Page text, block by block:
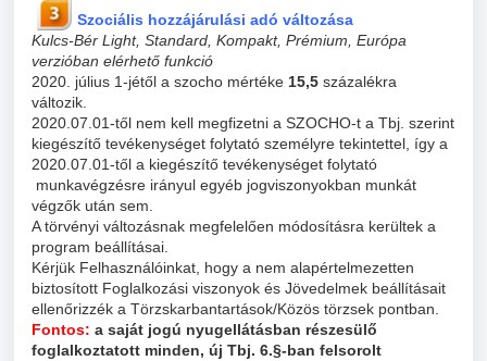
Szociális hozzájárulási adó változása
Kulcs-Bér Light, Standard, Kompakt, Prémium, Európa
verzióban elérhető funkció
2020. július 1-jétől a szocho mértéke 15,5 százalékra
változik.
2020.07.01-től nem kell megfizetni a SZOCHO-t a Tbj. szerint
kiegészítő tevékenységet folytató személyre tekintettel, így a
2020.07.01-től a kiegészítő tevékenységet folytató
munkavégzésre irányul egyéb jogviszonyokban munkát
végzők után sem.
A törvényi változásnak megfelelően módosításra kerültek a
program beállításai.
Kérjük Felhasználóinkat, hogy a nem alapértelmezetten
biztosított Foglalkozási viszonyok és Jövedelmek beállításait
ellenőrizzék a Törzskarbantartások/Közös törzsek pontban.
Fontos: a saját jogú nyugellátásban részesülő
foglalkoztatott minden, új Tbj. 6.§-ban felsorolt